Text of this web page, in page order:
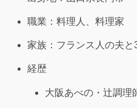
職業：料理人、料理家
家族：フランス人の夫と
経歴
大阪あべの・辻調理